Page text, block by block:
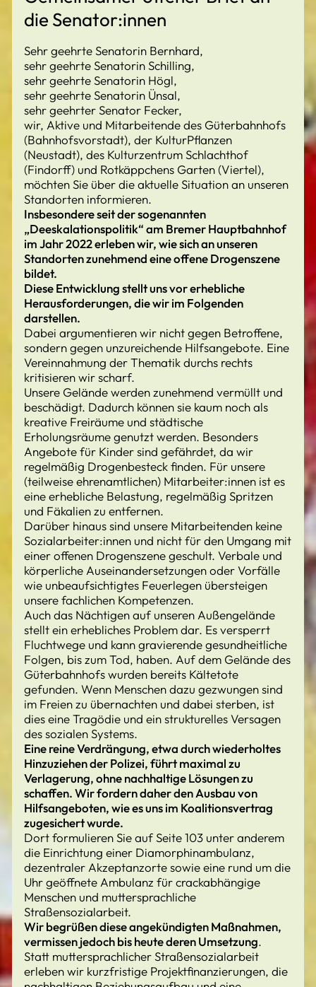
die Senator:innen
Sehr geehrte Senatorin Bernhard,
sehr geehrte Senatorin Schilling,
sehr geehrte Senatorin Högl,
sehr geehrte Senatorin Ünsal,
sehr geehrter Senator Fecker,
wir, Aktive und Mitarbeitende des Güterbahnhofs
(Bahnhofsvorstadt), der KulturPflanzen
(Neustadt), des Kulturzentrum Schlachthof
(Findorff) und Rotkäppchens Garten (Viertel),
möchten Sie über die aktuelle Situation an unseren
Standorten informieren.
Insbesondere seit der sogenannten
„Deeskalationspolitik“ am Bremer Hauptbahnhof
im Jahr 2022 erleben wir, wie sich an unseren
Standorten zunehmend eine offene Drogenszene
bildet.
Diese Entwicklung stellt uns vor erhebliche
Herausforderungen, die wir im Folgenden
darstellen.
Dabei argumentieren wir nicht gegen Betroffene,
sondern gegen unzureichende Hilfsangebote. Eine
Vereinnahmung der Thematik durchs rechts
kritisieren wir scharf.
Unsere Gelände werden zunehmend vermüllt und
beschädigt. Dadurch können sie kaum noch als
kreative Freiräume und städtische
Erholungsräume genutzt werden. Besonders
Angebote für Kinder sind gefährdet, da wir
regelmäßig Drogenbesteck finden. Für unsere
(teilweise ehrenamtlichen) Mitarbeiter:innen ist es
eine erhebliche Belastung, regelmäßig Spritzen
und Fäkalien zu entfernen.
Darüber hinaus sind unsere Mitarbeitenden keine
Sozialarbeiter:innen und nicht für den Umgang mit
einer offenen Drogenszene geschult. Verbale und
körperliche Auseinandersetzungen oder Vorfälle
wie unbeaufsichtigtes Feuerlegen übersteigen
unsere fachlichen Kompetenzen.
Auch das Nächtigen auf unseren Außengelände
stellt ein erhebliches Problem dar. Es versperrt
Fluchtwege und kann gravierende gesundheitliche
Folgen, bis zum Tod, haben. Auf dem Gelände des
Güterbahnhofs wurden bereits Kältetote
gefunden. Wenn Menschen dazu gezwungen sind
im Freien zu übernachten und dabei sterben, ist
dies eine Tragödie und ein strukturelles Versagen
des sozialen Systems.
Eine reine Verdrängung, etwa durch wiederholtes
Hinzuziehen der Polizei, führt maximal zu
Verlagerung, ohne nachhaltige Lösungen zu
schaffen. Wir fordern daher den Ausbau von
Hilfsangeboten, wie es uns im Koalitionsvertrag
zugesichert wurde.
Dort formulieren Sie auf Seite 103 unter anderem
die Einrichtung einer Diamorphinambulanz,
dezentraler Akzeptanzorte sowie eine rund um die
Uhr geöffnete Ambulanz für crackabhängige
Menschen und muttersprachliche
Straßensozialarbeit.
Wir begrüßen diese angekündigten Maßnahmen,
vermissen jedoch bis heute deren Umsetzung.
Statt muttersprachlicher Straßensozialarbeit
erleben wir kurzfristige Projektfinanzierungen, die